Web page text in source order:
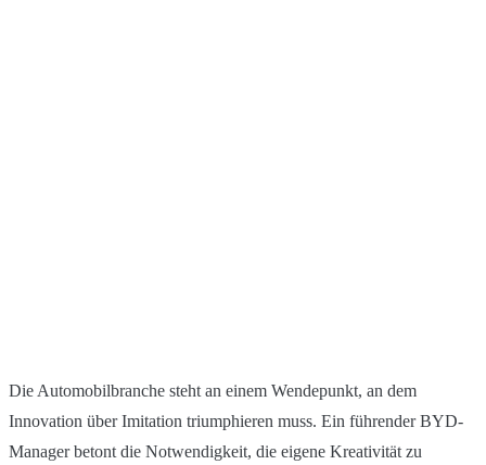
Die Automobilbranche steht an einem Wendepunkt, an dem
Innovation über Imitation triumphieren muss. Ein führender BYD-
Manager betont die Notwendigkeit, die eigene Kreativität zu